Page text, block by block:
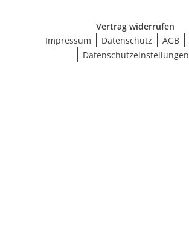
Vertrag widerrufen
Impressum
Datenschutz AGB
Datenschutzeinstellungen